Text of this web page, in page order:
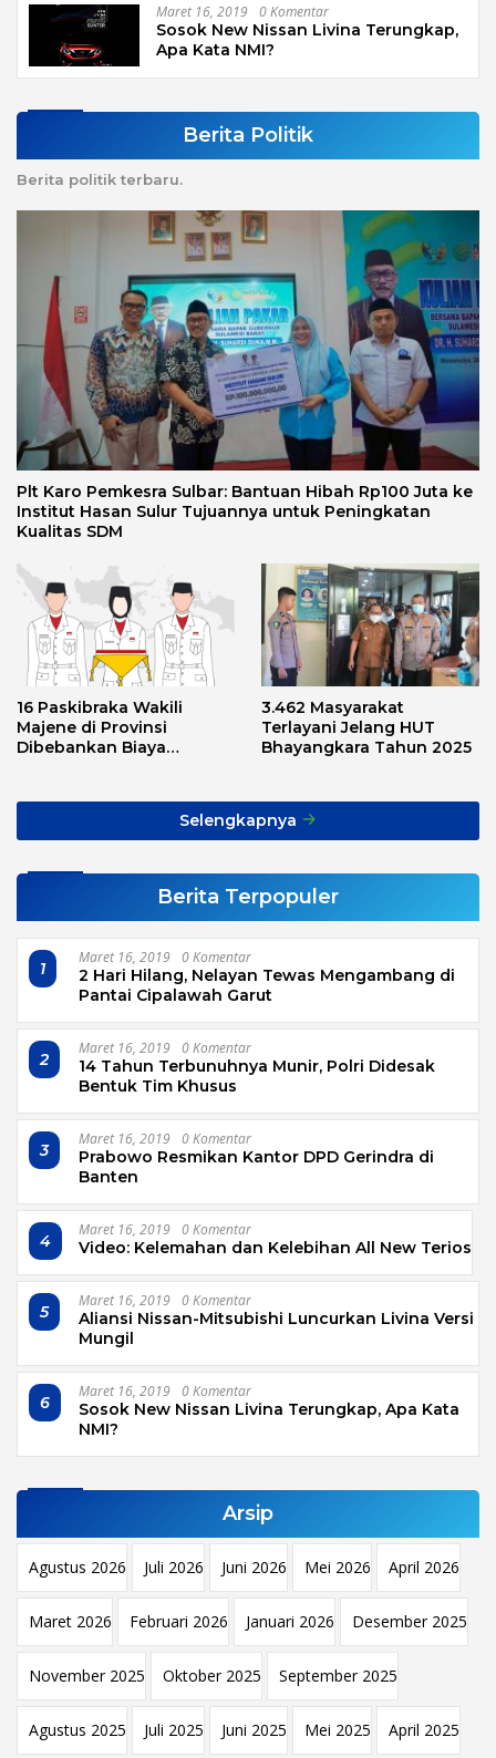
Maret 16, 2019 0 Komentar
Sosok New Nissan Livina Terungkap,
Apa Kata NMI?
Berita Politik
Berita politik terbaru.
Plt Karo Pemkesra Sulbar: Bantuan Hibah Rp100 Juta ke
Institut Hasan Sulur Tujuannya untuk Peningkatan
Kualitas SDM
16 Paskibraka Wakili
Majene di Provinsi
Dibebankan Biaya
3.462 Masyarakat
Terlayani Jelang HUT
Bhayangkara Tahun 2025
Selengkapnya
Berita Terpopuler
1
Maret 16, 2019 0 Komentar
2 Hari Hilang, Nelayan Tewas Mengambang di
Pantai Cipalawah Garut
2
Maret 16, 2019 0 Komentar
14 Tahun Terbunuhnya Munir, Polri Didesak
Bentuk Tim Khusus
3
Maret 16, 2019 0 Komentar
Prabowo Resmikan Kantor DPD Gerindra di
Banten
4
Maret 16, 2019 0 Komentar
Video: Kelemahan dan Kelebihan All New Terios
5
Maret 16, 2019 0 Komentar
Aliansi Nissan-Mitsubishi Luncurkan Livina Versi
Mungil
6
Maret 16, 2019 0 Komentar
Sosok New Nissan Livina Terungkap, Apa Kata
NMI?
Arsip
Agustus 2026 Juli 2026 Juni 2026 Mei 2026 April 2026
Maret 2026 Februari 2026 Januari 2026 Desember 2025
November 2025 Oktober 2025 September 2025
Agustus 2025 Juli 2025 Juni 2025 Mei 2025 April 2025